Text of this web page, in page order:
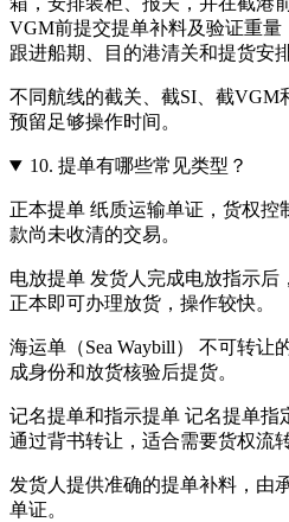
VGM前提交提单补料及验证重量
跟进船期、目的港清关和提货安排
不同航线的截关、截SI、截VGM
预留足够操作时间。
10. 提单有哪些常见类型？
正本提单 纸质运输单证，货权控
款尚未收清的交易。
电放提单 发货人完成电放指示后
正本即可办理放货，操作较快。
海运单（Sea Waybill） 不可转让
成身份和放货核验后提货。
记名提单和指示提单 记名提单指
通过背书转让，适合需要货权流
发货人提供准确的提单补料，由
单证。